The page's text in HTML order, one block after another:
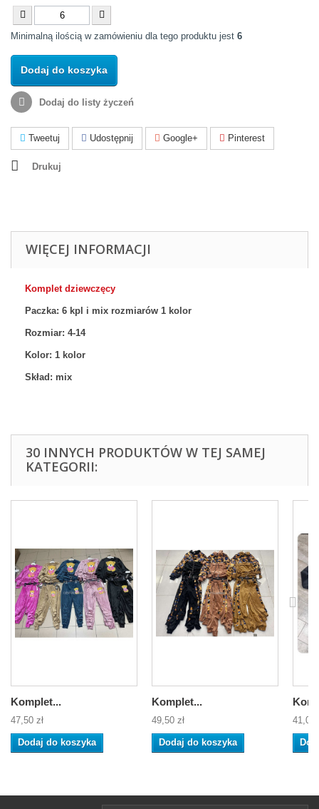
Minimalną ilością w zamówieniu dla tego produktu jest 6
Dodaj do koszyka
Dodaj do listy życzeń
Tweetuj Udostępnij Google+ Pinterest
Drukuj
WIĘCEJ INFORMACJI
Komplet dziewczęcy
Paczka: 6 kpl i mix rozmiarów 1 kolor
Rozmiar: 4-14
Kolor: 1 kolor
Skład: mix
30 INNYCH PRODUKTÓW W TEJ SAMEJ
KATEGORII:
Komplet...
47,50 zł
Dodaj do koszyka
Komplet...
49,50 zł
Dodaj do koszyka
41,00